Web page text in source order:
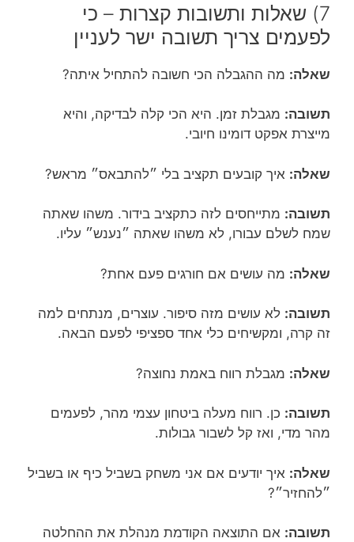
7) שאלות ותשובות קצרות – כי
לפעמים צריך תשובה ישר לעניין
שאלה: מה ההגבלה הכי חשובה להתחיל איתה?
תשובה: מגבלת זמן. היא הכי קלה לבדיקה, והיא
מייצרת אפקט דומינו חיובי.
שאלה: איך קובעים תקציב בלי ״להתבאס״ מראש?
תשובה: מתייחסים לזה כתקציב בידור. משהו שאתה
שמח לשלם עבורו, לא משהו שאתה ״נענש״ עליו.
שאלה: מה עושים אם חורגים פעם אחת?
תשובה: לא עושים מזה סיפור. עוצרים, מנתחים למה
זה קרה, ומקשיחים כלי אחד ספציפי לפעם הבאה.
שאלה: מגבלת רווח באמת נחוצה?
תשובה: כן. רווח מעלה ביטחון עצמי מהר, לפעמים
מהר מדי, ואז קל לשבור גבולות.
שאלה: איך יודעים אם אני משחק בשביל כיף או בשביל
״להחזיר״?
תשובה: אם התוצאה הקודמת מנהלת את ההחלטה